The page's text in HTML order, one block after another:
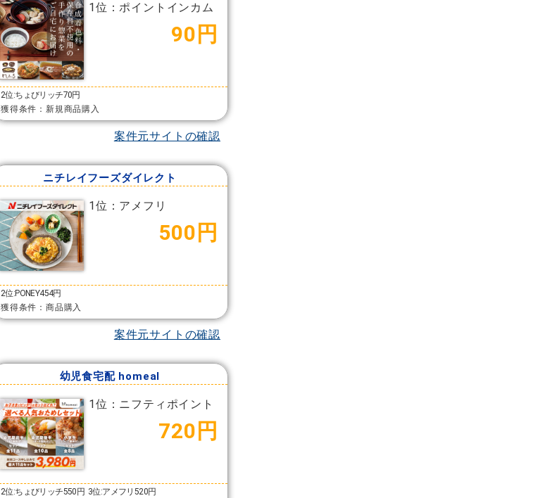
1位：ポイントインカム
90円
2位:ちょびリッチ70円
獲得条件：新規商品購入
案件元サイトの確認
ニチレイフーズダイレクト
1位：アメフリ
500円
2位:PONEY454円
獲得条件：商品購入
案件元サイトの確認
幼児食宅配 homeal
1位：ニフティポイント
720円
2位:ちょびリッチ550円 3位:アメフリ520円